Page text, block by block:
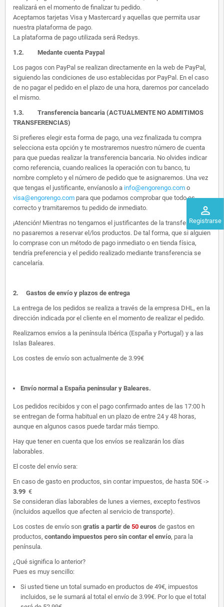
perm_identity
Registrarse
realizará en el momento de finalizar tu pedido.
Aceptamos tarjetas Visa y Mastercard y aquellas que permita usar
nuestra plataforma de pago.
La plataforma de pago utilizada será Redsys.
1.2. Medante cuenta Paypal
Los pagos con PayPal se realizan directamente en la web de PayPal,
siguiendo las condiciones de uso establecidas por PayPal. En el caso
de no pagar el pedido en el plazo de una hora, daremos por cancelado
el mismo.
1.3. Transferencia bancaria (ACTUALMENTE NO ADMITIMOS
TRANSFERENCIAS)
Si prefieres elegir esta forma de pago, una vez finalizada tu compra
selecciona esta opción y te mostraremos nuestro número de cuenta
para que puedas realizar la transferencia bancaria. No olvides indicar
como referencia, cuando realices la operación con tu banco, tu
nombre completo y el número de pedido que te asignaremos. Una vez
que tengas el justificante, envíanoslo a info@engorengo.com o
visa@engorengo.com para que podamos comprobar que todo es
correcto y tramitaremos tu pedido de inmediato.
¡Atención! Mientras no tengamos el justificantes de la transferencia,
no pasaremos a reservar el/los productos. De tal forma, que si alguien
lo comprase con un método de pago inmediato o en tienda física,
tendría preferencia y el pedido realizado mediante transferencia se
cancelaría.
2. Gastos de envío y plazos de entrega
La entrega de los pedidos se realiza a través de la empresa DHL, en la
dirección indicada por el cliente en el momento de realizar el pedido.
Realizamos envíos a la península Ibérica (España y Portugal) y a las
Islas Baleares.
Los costes de envío son actualmente de 3.99€
Envío normal a España peninsular y Baleares.
Los pedidos recibidos y con el pago confirmado antes de las 17:00 h
se entregan de forma habitual en un plazo de entre 24 y 48 horas,
aunque en algunos casos puede tardar más tiempo.
Hay que tener en cuenta que los envíos se realizarán los días
laborables.
El coste del envío sera:
En caso de gasto en productos, sin contar impuestos, de hasta 50€ ->
3.99 €
Se consideran días laborables de lunes a viernes, excepto festivos
(incluidos aquellos que afecten al servicio de transporte).
Los costes de envío son gratis a partir de 50 euros de gastos en
productos, contando impuestos pero sin contar el envío, para la
península.
¿Qué significa lo anterior?
Pues es muy sencillo:
Si usted tiene un total sumado en productos de 49€, impuestos
incluidos, se le sumará al total el envío de 3.99€. Por lo que el total